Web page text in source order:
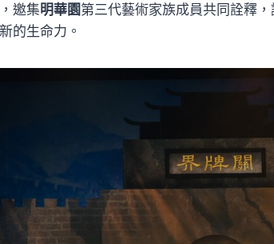
邀集明華園第三代藝術家族成員共同詮釋
的生命力。